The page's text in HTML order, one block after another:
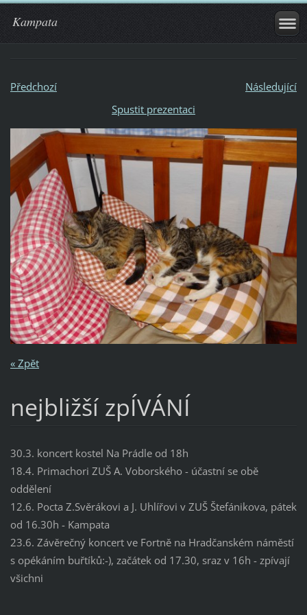
Kampata
Předchozí
Následující
Spustit prezentaci
« Zpět
nejbližší zpÍVÁNÍ
30.3. koncert kostel Na Prádle od 18h
18.4. Primachori ZUŠ A. Voborského - účastní se obě
oddělení
12.6. Pocta Z.Svěrákovi a J. Uhlířovi v ZUŠ Štefánikova, pátek
od 16.30h - Kampata
23.6. Závěrečný koncert ve Fortně na Hradčanském náměstí
s opékáním buřtíků:-), začátek od 17.30, sraz v 16h - zpívají
všichni